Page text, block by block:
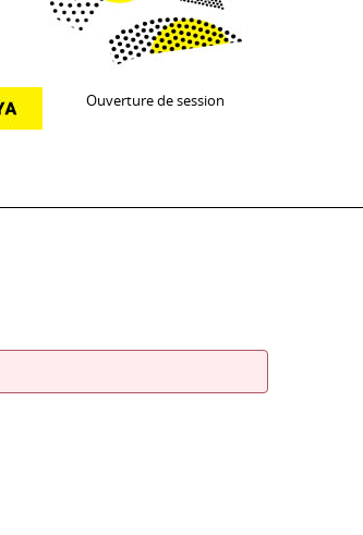
Ouverture de session